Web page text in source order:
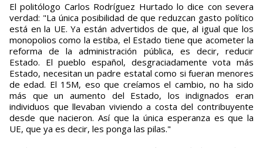
El politólogo Carlos Rodríguez Hurtado lo dice con severa
verdad: "La única posibilidad de que reduzcan gasto político
está en la UE. Ya están advertidos de que, al igual que los
monopolios como la estiba, el Estado tiene que acometer la
reforma de la administración pública, es decir, reducir
Estado. El pueblo español, desgraciadamente vota más
Estado, necesitan un padre estatal como si fueran menores
de edad. El 15M, eso que creíamos el cambio, no ha sido
más que un aumento del Estado, los indignados eran
individuos que llevaban viviendo a costa del contribuyente
desde que nacieron. Así que la única esperanza es que la
UE, que ya es decir, les ponga las pilas."